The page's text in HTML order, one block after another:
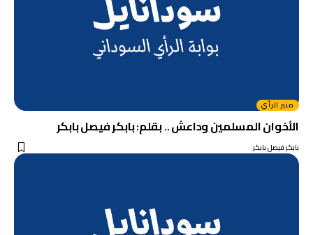
منبر الرأي
الأخوان المسلمين وداعش .. بقلم: بابكر فيصل بابكر
بابكر فيصل بابكر